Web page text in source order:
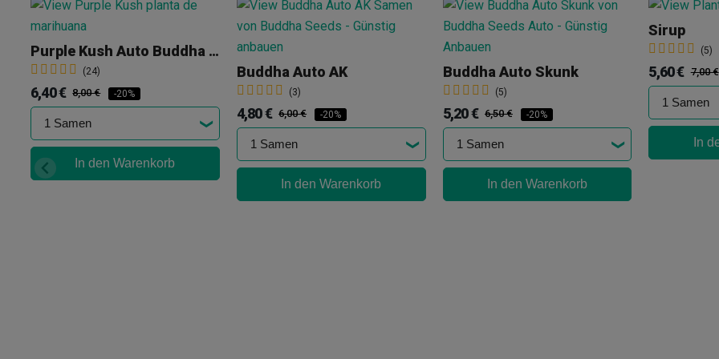
Purple Kush Auto Buddha Seeds
(24)
6,40 € 8,00 € -20%
In den Warenkorb
Buddha Auto AK
(3)
4,80 € 6,00 € -20%
In den Warenkorb
Buddha Auto Skunk
(5)
5,20 € 6,50 € -20%
In den Warenkorb
Sirup
(5)
5,60 € 7,00 €
In